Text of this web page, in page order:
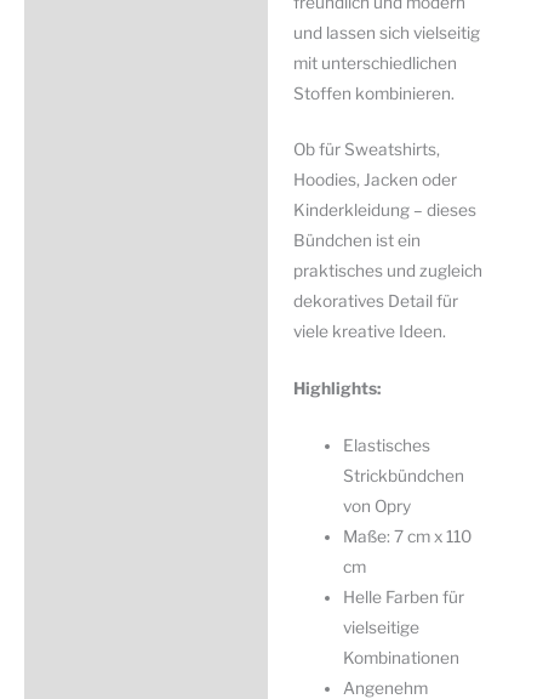
und lassen sich vielseitig
mit unterschiedlichen
Stoffen kombinieren.
Ob für Sweatshirts,
Hoodies, Jacken oder
Kinderkleidung – dieses
Bündchen ist ein
praktisches und zugleich
dekoratives Detail für
viele kreative Ideen.
Highlights:
Elastisches
Strickbündchen
von Opry
Maße: 7 cm x 110
cm
Helle Farben für
vielseitige
Kombinationen
Angenehm